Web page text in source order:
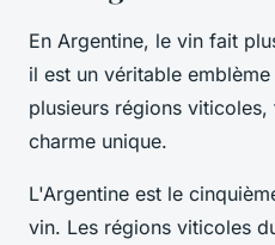
En Argentine, le vin fait
il est un véritable
plusieurs régions
charme unique.
L'Argentine est le
vin. Les régions viticoles